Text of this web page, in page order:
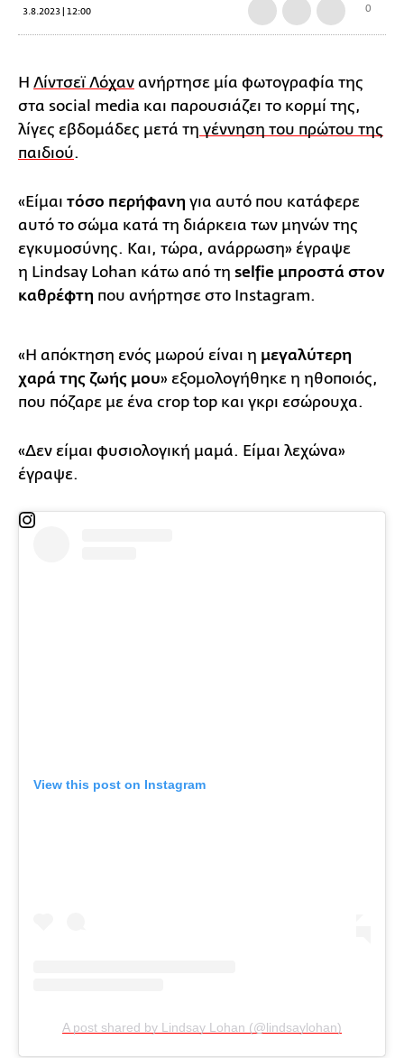
3.8.2023 | 12:00 0
Η Λίντσεϊ Λόχαν ανήρτησε μία φωτογραφία της
στα social media και παρουσιάζει το κορμί της,
λίγες εβδομάδες μετά τη γέννηση του πρώτου της
παιδιού.
«Είμαι τόσο περήφανη για αυτό που κατάφερε
αυτό το σώμα κατά τη διάρκεια των μηνών της
εγκυμοσύνης. Και, τώρα, ανάρρωση» έγραψε
η Lindsay Lohan κάτω από τη selfie μπροστά στον
καθρέφτη που ανήρτησε στο Instagram.
«Η απόκτηση ενός μωρού είναι η μεγαλύτερη
χαρά της ζωής μου» εξομολογήθηκε η ηθοποιός,
που πόζαρε με ένα crop top και γκρι εσώρουχα.
«Δεν είμαι φυσιολογική μαμά. Είμαι λεχώνα»
έγραψε.
View this post on Instagram
A post shared by Lindsay Lohan (@lindsaylohan)